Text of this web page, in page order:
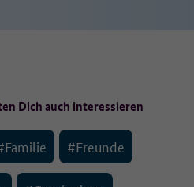
Dich auch interessieren
#Freunde